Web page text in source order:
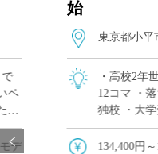
で
ペ
だ
毎
の
デ
始
東京都小平
・高校2年
12コマ ・
独校 ・大
業が可能
をご希望の
134,400円